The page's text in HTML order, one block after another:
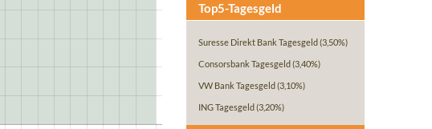
Top5-Tagesgeld
Suresse Direkt Bank Tagesgeld (3,50%)
Consorsbank Tagesgeld (3,40%)
VW Bank Tagesgeld (3,10%)
ING Tagesgeld (3,20%)